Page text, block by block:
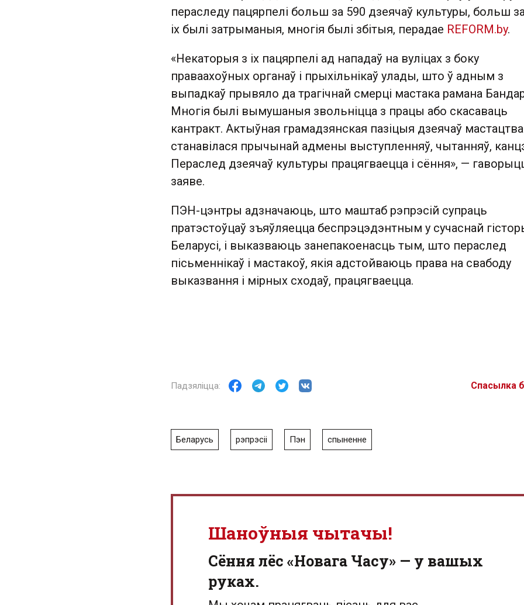
пераследу пацярпелі больш за 590 дзеячаў культуры, больш
іх былі затрыманыя, многія былі збітыя, перадае REFORM.by.
«Некаторыя з іх пацярпелі ад нападаў на вуліцах з боку
праваахоўных органаў і прыхільнікаў улады, што ў адным з
выпадкаў прывяло да трагічнай смерці мастака рамана
Многія былі вымушаныя звольніцца з працы або скасаваць
кантракт. Актыўная грамадзянская пазіцыя дзеячаў
станавілася прычынай адмены выступленняў, чытанняў,
Пераслед дзеячаў культуры працягваецца і сёння», —
заяве.
ПЭН-цэнтры адзначаюць, што маштаб рэпрэсій супраць
пратэстоўцаў зъяўляецца беспрэцэдэнтным у сучаснай
Беларусі, і выказваюць занепакоенасць тым, што пераслед
пісьменнікаў і мастакоў, якія адстойваюць права на свабоду
выказвання і мірных сходаў, працягваецца.
Спасылка
Беларусь рэпрэсіі Пэн спыненне
Шаноўныя чытачы!
Сёння лёс «Новага Часу» — у вашых
руках.